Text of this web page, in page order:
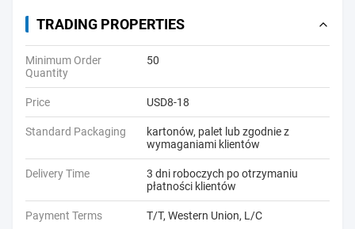
TRADING PROPERTIES
Minimum Order
Quantity
50
Price USD8-18
Standard Packaging
kartonów, palet lub zgodnie z
wymaganiami klientów
Delivery Time
3 dni roboczych po otrzymaniu
płatności klientów
Payment Terms T/T, Western Union, L/C